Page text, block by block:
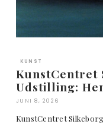
KUNST
KunstCentret
Udstilling:
JUNI 8, 2026
KunstCentret